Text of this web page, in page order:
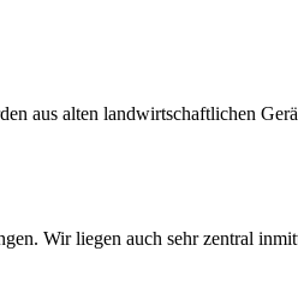
aus alten landwirtschaftlichen
Wir liegen auch sehr zentral